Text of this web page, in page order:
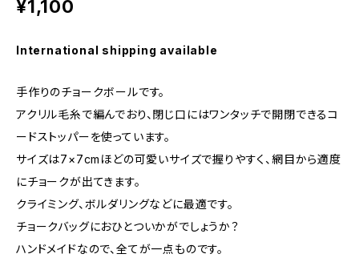
¥1,100
International shipping available
手作りのチョークボールです。
アクリル毛糸で編んでおり、閉じ口にはワンタッチで開閉できるコ
ードストッパーを使っています。
サイズは7×7cmほどの可愛いサイズで握りやすく、網目から適度
にチョークが出てきます。
クライミング、ボルダリングなどに最適です。
チョークバッグにおひとついかがでしょうか？
ハンドメイドなので、全てが一点ものです。